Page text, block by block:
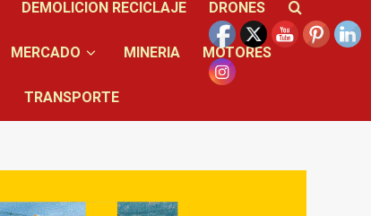
DEMOLICION RECICLAJE DRONES
MERCADO MINERIA MOTORES
TRANSPORTE